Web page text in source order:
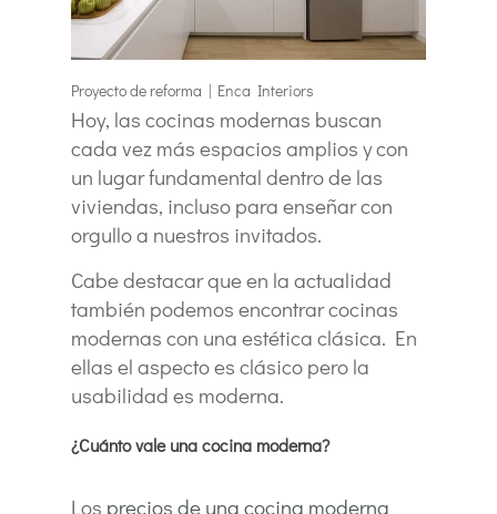
Proyecto de reforma | Enca Interiors
Hoy, las cocinas modernas buscan
cada vez más espacios amplios y con
un lugar fundamental dentro de las
viviendas, incluso para enseñar con
orgullo a nuestros invitados.
Cabe destacar que en la actualidad
también podemos encontrar cocinas
modernas con una estética clásica. En
ellas el aspecto es clásico pero la
usabilidad es moderna.
¿Cuánto vale una cocina moderna?
Los precios de una cocina moderna